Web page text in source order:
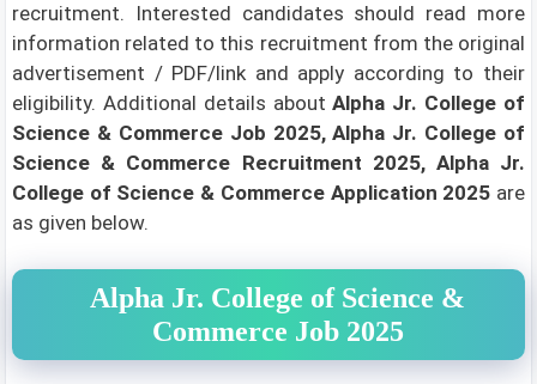
recruitment. Interested candidates should read more
information related to this recruitment from the original
advertisement / PDF/link and apply according to their
eligibility. Additional details aboutAlpha Jr. College of
Science & Commerce Job 2025, Alpha Jr. College of
Science & Commerce Recruitment 2025, Alpha Jr.
College of Science & Commerce Application 2025 are
as given below.
Alpha Jr. College of Science &
Commerce Job 2025